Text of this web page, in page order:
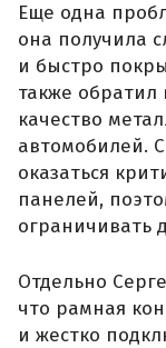
Еще одна
она получила
и быстро
также
качество
автомобилей.
оказаться
панелей,
ограничивать
Отдельно
что рамная
и жестко